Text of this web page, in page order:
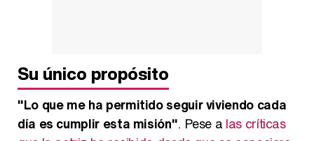
Su único propósito
"Lo que me ha permitido seguir viviendo cada
día es cumplir esta misión". Pese a las críticas